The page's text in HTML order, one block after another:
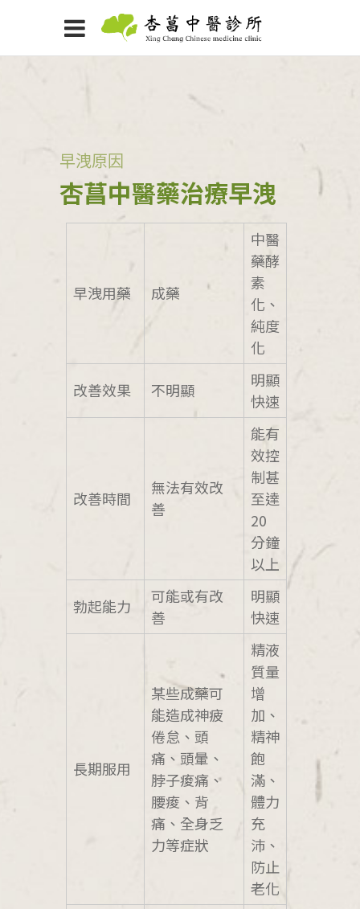
早洩原因
杏菖中醫藥治療早洩
早洩用藥 成藥
中醫
藥酵
素
化、
純度
化
改善效果 不明顯
明顯
快速
改善時間
無法有效改
善
能有
效控
制甚
至達
20
分鐘
以上
勃起能力
可能或有改
善
明顯
快速
長期服用
某些成藥可
能造成神疲
倦怠、頭
痛、頭暈、
脖子痠痛、
腰痠、背
痛、全身乏
力等症狀
精液
質量
增
加、
精神
飽
滿、
體力
充
沛、
防止
老化